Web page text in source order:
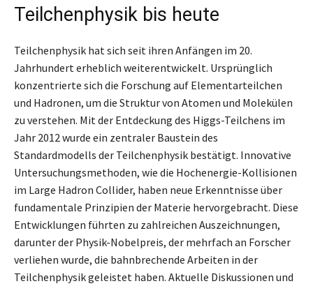
Teilchenphysik bis heute
Teilchenphysik hat sich seit ihren Anfängen im 20.
Jahrhundert erheblich weiterentwickelt. Ursprünglich
konzentrierte sich die Forschung auf Elementarteilchen
und Hadronen, um die Struktur von Atomen und Molekülen
zu verstehen. Mit der Entdeckung des Higgs-Teilchens im
Jahr 2012 wurde ein zentraler Baustein des
Standardmodells der Teilchenphysik bestätigt. Innovative
Untersuchungsmethoden, wie die Hochenergie-Kollisionen
im Large Hadron Collider, haben neue Erkenntnisse über
fundamentale Prinzipien der Materie hervorgebracht. Diese
Entwicklungen führten zu zahlreichen Auszeichnungen,
darunter der Physik-Nobelpreis, der mehrfach an Forscher
verliehen wurde, die bahnbrechende Arbeiten in der
Teilchenphysik geleistet haben. Aktuelle Diskussionen und